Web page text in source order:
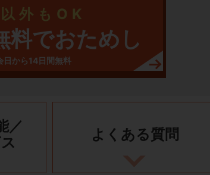
外もOK
料でおためし
から14日間無料
／
よくある質問